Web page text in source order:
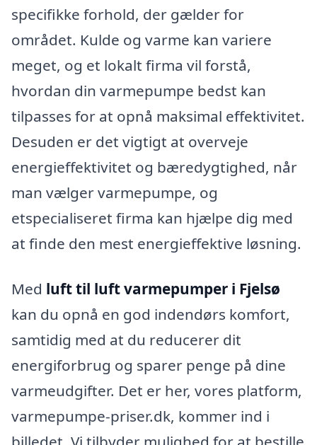
specifikke forhold, der gælder for
området. Kulde og varme kan variere
meget, og et lokalt firma vil forstå,
hvordan din varmepumpe bedst kan
tilpasses for at opnå maksimal effektivitet.
Desuden er det vigtigt at overveje
energieffektivitet og bæredygtighed, når
man vælger varmepumpe, og
etspecialiseret firma kan hjælpe dig med
at finde den mest energieffektive løsning.
Med luft til luft varmepumper i Fjelsø
kan du opnå en god indendørs komfort,
samtidig med at du reducerer dit
energiforbrug og sparer penge på dine
varmeudgifter. Det er her, vores platform,
varmepumpe-priser.dk, kommer ind i